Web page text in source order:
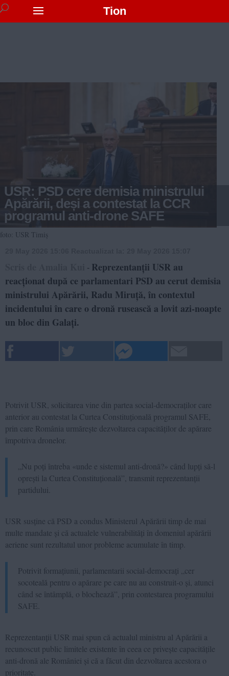
Tion
USR: PSD cere demisia ministrului
Apărării, deși a contestat la CCR
programul anti-drone SAFE
foto: USR Timiș
- Reprezentanții USR au
reacționat după ce parlamentari PSD au cerut demisia
ministrului Apărării, Radu Miruță, în contextul
incidentului în care o dronă rusească a lovit azi-noapte
un bloc din Galați.
Potrivit USR, solicitarea vine din partea social-democraților care
anterior au contestat la Curtea Constituțională programul SAFE,
prin care România urmărește dezvoltarea capacităților de apărare
împotriva dronelor.
„Nu poți întreba «unde e sistemul anti-dronă?» când lupți să-l
oprești la Curtea Constituțională”, transmit reprezentanții
partidului.
USR susține că PSD a condus Ministerul Apărării timp de mai
multe mandate și că actualele vulnerabilități în domeniul apărării
aeriene sunt rezultatul unor probleme acumulate în timp.
Potrivit formațiunii, parlamentarii social-democrați „cer
socoteală pentru o apărare pe care nu au construit-o și, atunci
când se întâmplă, o blochează”, prin contestarea programului
SAFE.
Reprezentanții USR mai spun că actualul ministru al Apărării a
recunoscut public limitele existente în ceea ce privește capacitățile
anti-dronă ale României și că a făcut din dezvoltarea acestora o
prioritate.